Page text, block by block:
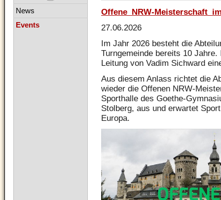
Offene_NRW-
27.06.2026
Im Jahr 2026 besteht die
Turngemeinde bereits 10
Leitung von Vadim Sichward
Aus diesem Anlass richtet die
wieder die Offenen NRW-
Sporthalle des Goethe-
Stolberg, aus und erwartet
Europa.
Navigation
News
Events